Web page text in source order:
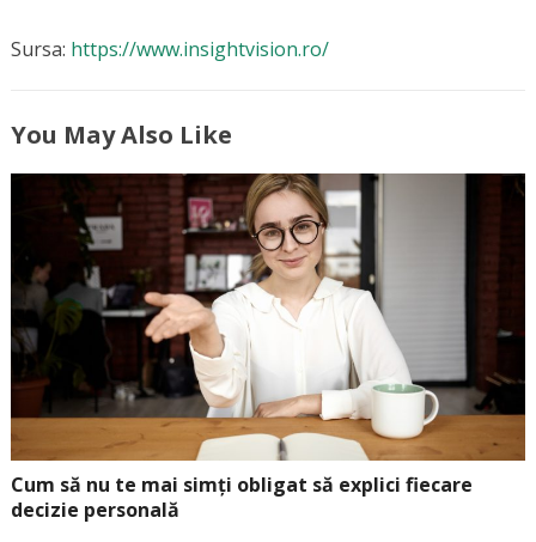
Sursa: https://www.insightvision.ro/
You May Also Like
Cum să nu te mai simți obligat să explici fiecare
decizie personală